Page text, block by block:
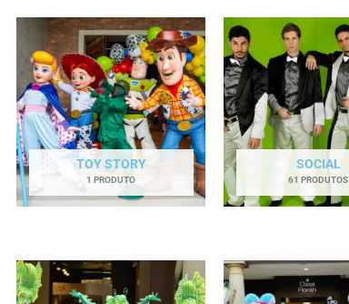
TOY STORY
1 PRODUTO
SOCIAL
61 PRODUTOS